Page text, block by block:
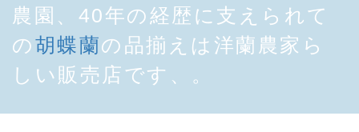
農園、40年の経歴に支えられて
の胡蝶蘭の品揃えは洋蘭農家ら
しい販売店です、。